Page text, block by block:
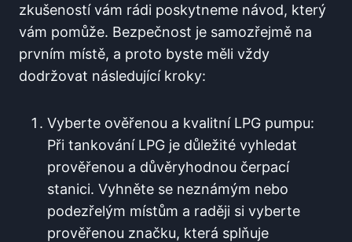
zkušeností vám rádi poskytneme návod, který
vám pomůže. Bezpečnost⁤ je⁤ samozřejmě⁢ na
prvním místě, a proto byste měli vždy
dodržovat následující kroky:
Vyberte ověřenou ⁤a kvalitní LPG‌ pumpu:
Při tankování LPG je důležité vyhledat
prověřenou a⁣ důvěryhodnou čerpací
stanici. ​Vyhněte se neznámým nebo
podezřelým místům a raději si vyberte
prověřenou značku, která splňuje